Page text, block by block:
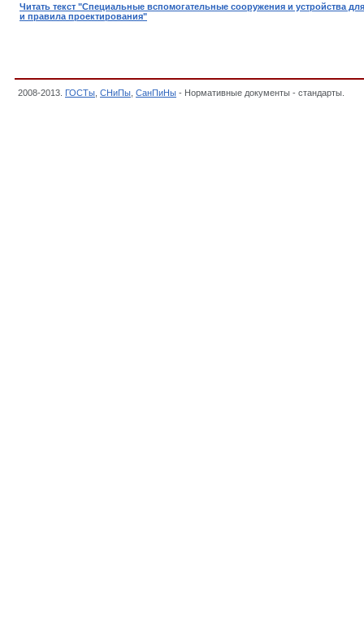
Читать текст "Специальные вспомогательные сооружения и устройства
и правила проектирования"
2008-2013. ГОСТы СНиПы СанПиНы - Нормативные документы - стандарты.